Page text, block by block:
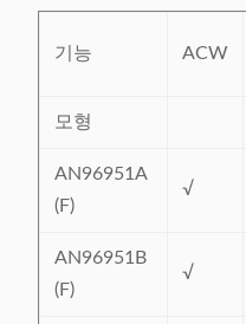
기능 ACW
모형
AN96951A
(F)
√
AN96951B
(F)
√